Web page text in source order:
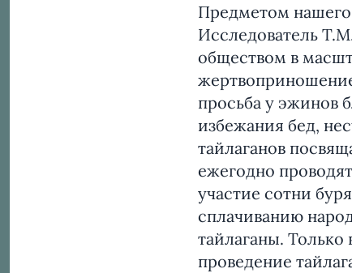
Предметом нашего
Исследователь
обществом в
просьба у эжинов
избежания бед,
тайлаганов
ежегодно
участие сотни
сплачиванию
тайлаганы. Только
проведение